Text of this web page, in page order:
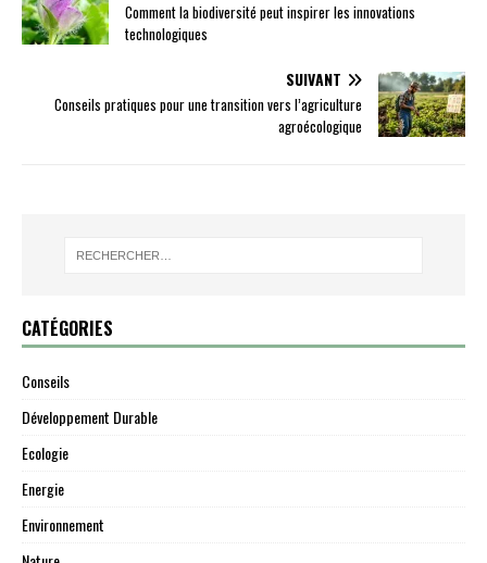
Comment la biodiversité peut inspirer les innovations
technologiques
SUIVANT
Conseils pratiques pour une transition vers l’agriculture
agroécologique
CATÉGORIES
Conseils
Développement Durable
Ecologie
Energie
Environnement